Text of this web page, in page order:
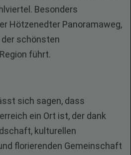
Besonders
Hötzenedter Panoramaweg,
schönsten
führt.
sich sagen, dass
ein Ort ist, der dank
kulturellen
florierenden Gemeinschaft